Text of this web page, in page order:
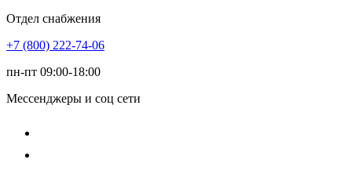
Отдел снабжения
+7 (800) 222-74-06
пн-пт 09:00-18:00
Мессенджеры и соц сети